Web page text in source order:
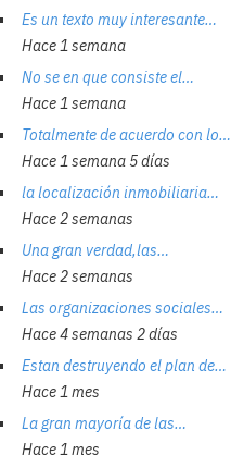
Es un texto muy interesante…
Hace 1 semana
No se en que consiste el…
Hace 1 semana
Totalmente de acuerdo con lo…
Hace 1 semana 5 días
la localización inmobiliaria…
Hace 2 semanas
Una gran verdad,las…
Hace 2 semanas
Las organizaciones sociales…
Hace 4 semanas 2 días
Estan destruyendo el plan de…
Hace 1 mes
La gran mayoría de las…
Hace 1 mes